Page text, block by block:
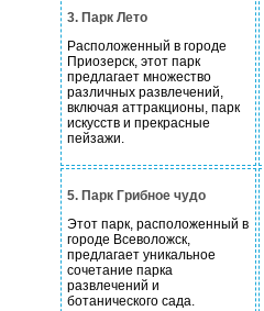
3. Парк Лето
Расположенный в городе
Приозерск, этот парк
предлагает множество
различных развлечений,
включая аттракционы, парк
искусств и прекрасные
пейзажи.
5. Парк Грибное чудо
Этот парк, расположенный в
городе Всеволожск,
предлагает уникальное
сочетание парка
развлечений и
ботанического сада.